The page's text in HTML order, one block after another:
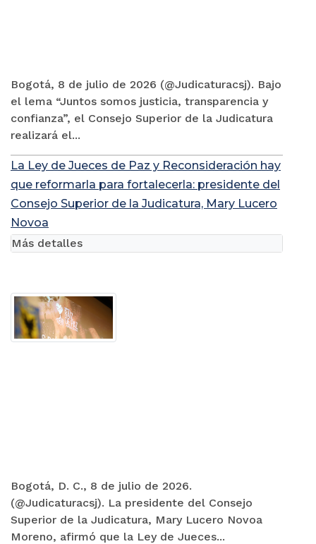
Bogotá, 8 de julio de 2026 (@Judicaturacsj). Bajo
el lema “Juntos somos justicia, transparencia y
confianza”, el Consejo Superior de la Judicatura
realizará el...
La Ley de Jueces de Paz y Reconsideración hay
que reformarla para fortalecerla: presidente del
Consejo Superior de la Judicatura, Mary Lucero
Novoa
Bogotá, D. C., 8 de julio de 2026.
(@Judicaturacsj). La presidente del Consejo
Superior de la Judicatura, Mary Lucero Novoa
Moreno, afirmó que la Ley de Jueces...
Más detalles